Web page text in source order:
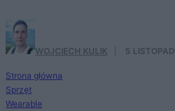
WOJCIECH KULIK 5
Strona główna
Sprzęt
Wearable